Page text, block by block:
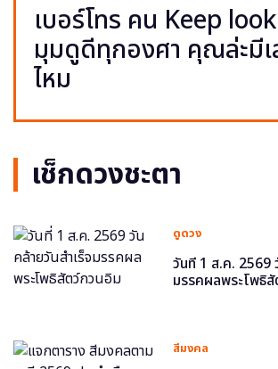
เบอร์โทร คน Keep
มุมดูดีทุกองศา คุณล่ะมี
ไหม
เช็กดวงชะตา
ดูดวง
วันที่ 1 ส.ค. 2569
มรรคผลพระโพธิ
สีมงคล